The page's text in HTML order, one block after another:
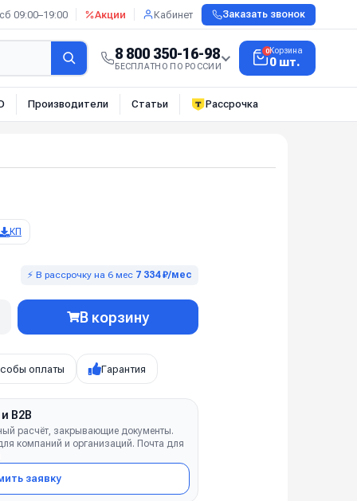
09:00–19:00 Акции Кабинет Заказать звонок
8 800 350-16-98
БЕСПЛАТНО ПО РОССИИ
0Корзина
0 шт.
Производители Статьи Рассрочка
КП
⚡ В рассрочку на 6 мес 7 334 ₽/мес
В корзину
оплаты Гарантия
B2B
расчёт, закрывающие документы.
компаний и организаций. Почта для
заявку